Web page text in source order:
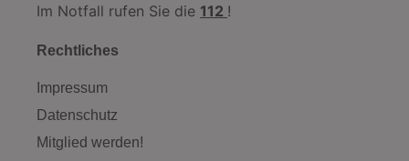
Im Notfall rufen Sie die 112 !
Rechtliches
Impressum
Datenschutz
Mitglied werden!